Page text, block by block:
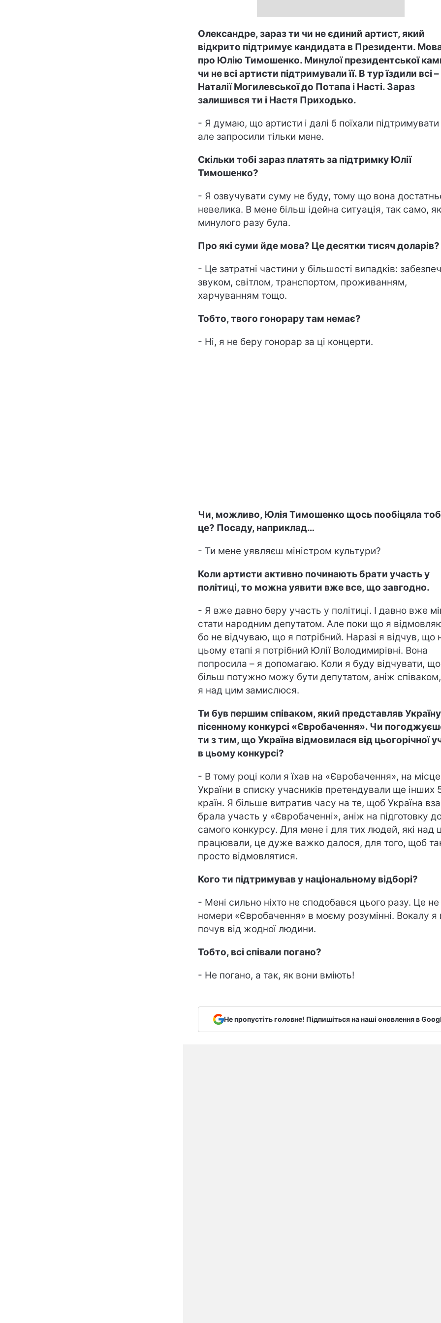
Олександре, зараз ти чи не єдиний артист, який
відкрито підтримує кандидата в Президенти.
про Юлію Тимошенко. Минулої президентської
чи не всі артисти підтримували її. В тур їздили всі –
Наталії Могилевської до Потапа і Насті. Зараз
залишився ти і Настя Приходько.
- Я думаю, що артисти і далі б поїхали підтримувати
але запросили тільки мене.
Скільки тобі зараз платять за підтримку Юлії
Тимошенко?
- Я озвучувати суму не буду, тому що вона
невелика. В мене більш ідейна ситуація, так само, як
минулого разу була.
Про які суми йде мова? Це десятки тисяч доларів?
- Це затратні частини у більшості випадків:
звуком, світлом, транспортом, проживанням,
харчуванням тощо.
Тобто, твого гонорару там немає?
- Ні, я не беру гонорар за ці концерти.
Чи, можливо, Юлія Тимошенко щось пообіцяла
це? Посаду, наприклад…
- Ти мене уявляєш міністром культури?
Коли артисти активно починають брати участь у
політиці, то можна уявити вже все, що завгодно.
- Я вже давно беру участь у політиці. І давно вже
стати народним депутатом. Але поки що я
бо не відчуваю, що я потрібний. Наразі я відчув, що
цьому етапі я потрібний Юлії Володимирівні. Вона
попросила – я допомагаю. Коли я буду відчувати, що
більш потужно можу бути депутатом, аніж співаком,
я над цим замислюся.
Ти був першим співаком, який представляв
пісенному конкурсі «Євробачення». Чи
ти з тим, що Україна відмовилася від цьогорічної
в цьому конкурсі?
- В тому році коли я їхав на «Євробачення», на місце
України в списку учасників претендували ще інших
країн. Я більше витратив часу на те, щоб Україна
брала участь у «Євробаченні», аніж на підготовку
самого конкурсу. Для мене і для тих людей, які над
працювали, це дуже важко далося, для того, щоб
просто відмовлятися.
Кого ти підтримував у національному відборі?
- Мені сильно ніхто не сподобався цього разу. Це не
номери «Євробачення» в моєму розумінні. Вокалу я
почув від жодної людини.
Тобто, всі співали погано?
- Не погано, а так, як вони вміють!
Не пропустіть головне! Підпишіться на наші оновлення в